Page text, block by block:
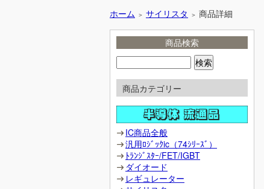
ホーム ＞ サイリスタ ＞ 商品詳細
商品検索
商品カテゴリー
IC商品全般
汎用ﾛｼﾞｯｸic（74ｼﾘｰｽﾞ）
ﾄﾗﾝｼﾞｽﾀｰ/FET/IGBT
ダイオード
レギュレーター